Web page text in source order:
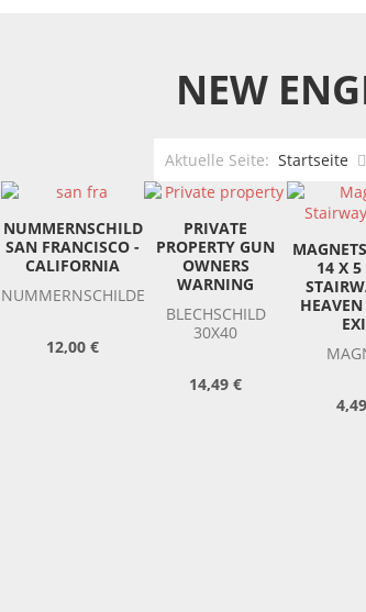
NEW
Aktuelle Seite: Startseite
Philadelphia
Eagles
US
Aufkleber
NUMMERNSCHILD
SAN FRANCISCO -
CALIFORNIA
NUMMERNSCHILDER
12,00 €
PRIVATE
PROPERTY GUN
OWNERS
WARNING
BLECHSCHILD
30X40
14,49 €
14 X 5